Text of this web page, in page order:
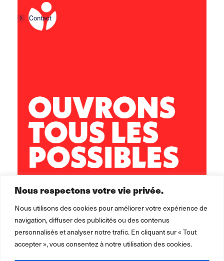
Nous respectons votre vie privée.
Nous utilisons des cookies pour améliorer votre expérience de
navigation, diffuser des publicités ou des contenus
personnalisés et analyser notre trafic. En cliquant sur « Tout
accepter », vous consentez à notre utilisation des cookies.
Contact
secretariat.arize-leze@leolagrange.org